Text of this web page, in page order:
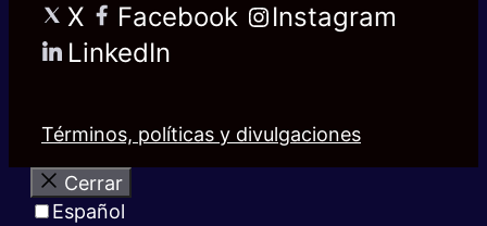
X Facebook
Instagram
LinkedIn
Términos, políticas y divulgaciones
Cerrar
Español